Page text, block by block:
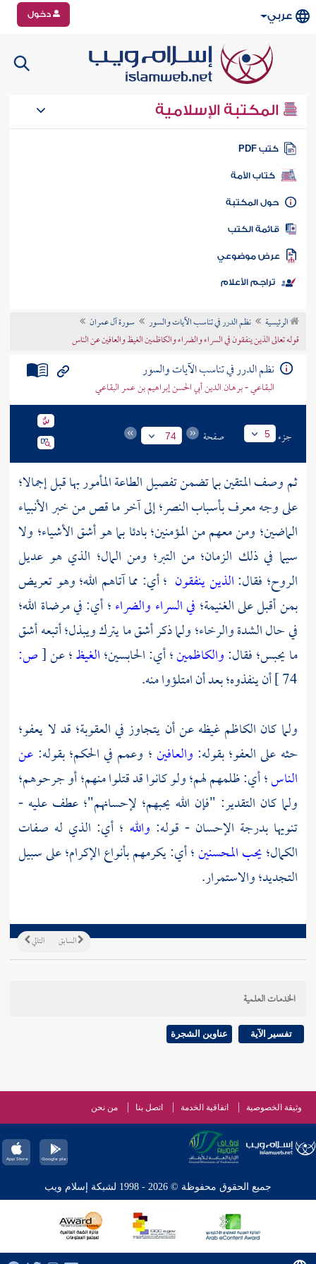
عربي دخول
المكتبة الإسلامية
كتب PDF
كتاب الأمة
المكتبة
الكتب
موضوعي
تراجم الأعلام
الرئيسية نظم الدرر في تناسب الآيات والسور
سورة آل عمران
قوله تعالى الذين ينفقون في السراء والضراء والكاظمين الغيظ والعافين عن الناس
نظم الدرر في تناسب الآيات والسور
البقاعي - برهان الدين أبي الحسن إبراهيم بن عمر البقاعي
جزء 5 صفحة 74
ثم وصف المتقين بما تضمن تفصيل الطاعة المأمور بها قبل إجمالا؛
على وجه معرف بأسباب النصر؛ إلى آخر ما قص من خبر الأنبياء
الماضين؛ ومن معهم من المؤمنين؛ بادئا بما هو أشق الأشياء؛ ولا
سيما في ذلك الزمان؛ من التبر؛ ومن المال؛ الذي هو عديل
الروح؛ فقال:الذين ينفقون ؛ أي: مما آتاهم الله؛ وهو تعريض
بمن أقبل على الغنيمة؛ في السراء والضراء؛ أي: في مرضاة الله؛
في حال الشدة والرخاء؛ ولما ذكر أشق ما يترك ويبذل؛ أتبعه أشق
ما يحبس؛ فقال:والكاظمين؛ أي: الحابسين؛الغيظ؛ عن[ص:
74 ] أن ينفذوه؛ بعد أن امتلؤوا منه.
ولما كان الكاظم غيظه عن أن يتجاوز في العقوبة؛ قد لا يعفو؛
حثه على العفو؛ بقوله: والعافين؛ وعمم في الحكم؛ بقوله: عن
الناس؛ أي: ظلمهم لهم؛ ولو كانوا قد قتلوا منهم؛ أو جرحوهم؛
ولما كان التقدير: "فإن الله يحبهم؛ لإحسانهم"؛ عطف عليه -
تنويها بدرجة الإحسان - قوله: والله ؛ أي: الذي له صفات
الكمال؛يحب المحسنين؛ أي: يكرمهم بأنواع الإكرام؛ على سبيل
التجديد؛ والاستمرار.
التالي السابق
الخدمات العلمية
تفسير الآية عناوين الشجرة
وثيقة الخصوصية اتفاقية الخدمة اتصل بنا من نحن
جميع الحقوق محفوظة © 2026 - 1998 لشبكة إسلام ويب